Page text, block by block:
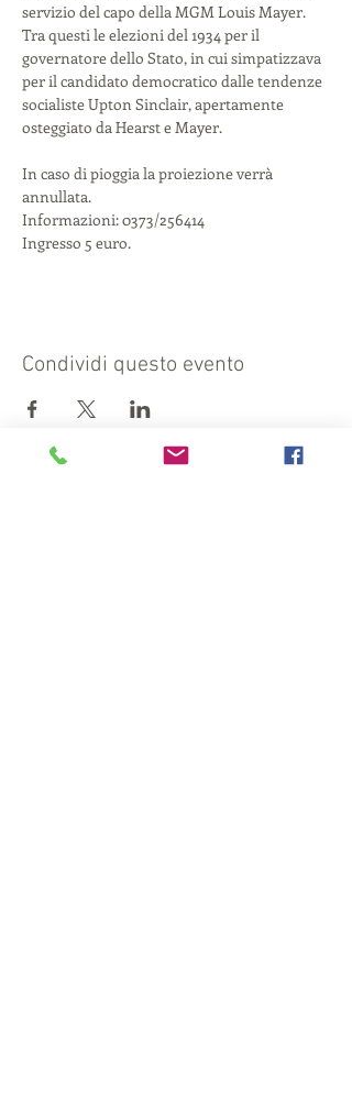
servizio del capo della MGM Louis Mayer.
Tra questi le elezioni del 1934 per il
governatore dello Stato, in cui simpatizzava
per il candidato democratico dalle tendenze
socialiste Upton Sinclair, apertamente
In caso di pioggia la proiezione verrà
annullata.
Informazioni: 0373/256414
Ingresso 5 euro.
Condividi questo evento